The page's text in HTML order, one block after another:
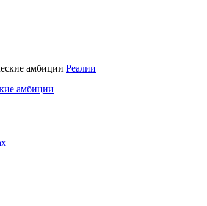
Реалии
амбиции